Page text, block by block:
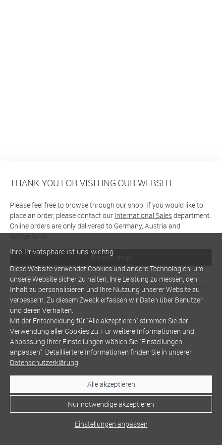
THANK YOU FOR VISITING OUR WEBSITE.
Please feel free to browse through our shop. If you would like to
place an order, please contact our International Salesdepartment.
Online orders are only delivered to Germany, Austria and
Switzerland
Browse shop
Ihre Privatsphäre ist uns wichtig
Diese Website verwendet Cookies und andere Technologien, um
unsere Website sicher zu halten, ihre Leistung zu messen, den
Inhalt zu personalisieren und Ihre Nutzung unserer Website zu
verbessern. Zu diesem Zweck erfassen wir Daten über Benutzer
und deren Verhalten.
Mit der Entscheidung für "Alle akzeptieren" stimmen Sie der
Verwendung aller Cookies zu. Für weitere Informationen und
Anpassung Ihrer Einstellungen wählen Sie "Einstellungen
anpassen". Detailliertere Informationen finden Sie in unserer
Datenschutzerklärung.
Alle akzeptieren
Nur notwendige akzeptieren
Einstellungen anpassen